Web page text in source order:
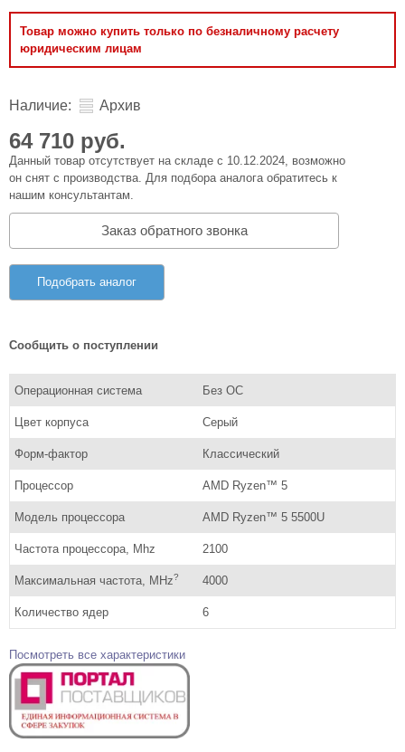
Товар можно купить только по безналичному расчету
юридическим лицам
Наличие: Архив
64 710 руб.
Данный товар отсутствует на складе с 10.12.2024, возможно
он снят с производства. Для подбора аналога обратитесь к
нашим консультантам.
Заказ обратного звонка
Подобрать аналог
Сообщить о поступлении
Операционная система Без ОС
Цвет корпуса Серый
Форм-фактор Классический
Процессор AMD Ryzen™ 5
Модель процессора AMD Ryzen™ 5 5500U
Частота процессора, Mhz 2100
Максимальная частота, MHz? 4000
Количество ядер 6
Посмотреть все характеристики